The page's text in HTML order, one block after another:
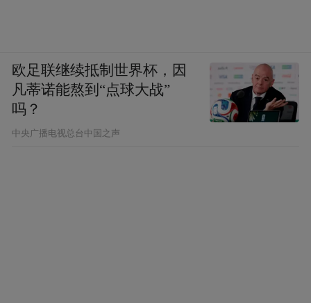
欧足联继续抵制世界杯，因
凡蒂诺能熬到“点球大战”
吗？
中央广播电视总台中国之声